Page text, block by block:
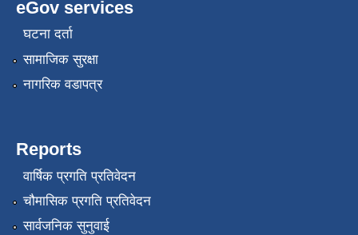
eGov services
घटना दर्ता
सामाजिक सुरक्षा
नागरिक वडापत्र
Reports
वार्षिक प्रगति प्रतिवेदन
चौमासिक प्रगति प्रतिवेदन
सार्वजनिक सुनुवाई